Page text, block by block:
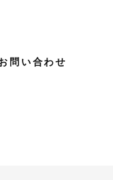
問い合わせ